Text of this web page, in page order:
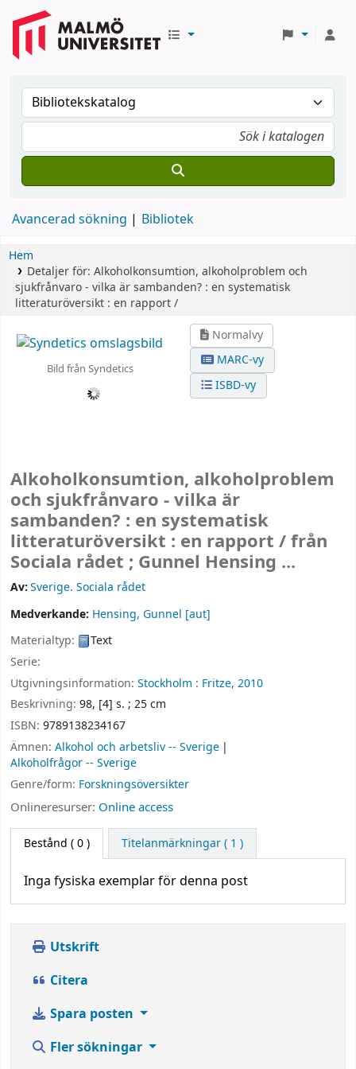
Avancerad sökning Bibliotek
Hem
Detaljer för: Alkoholkonsumtion, alkoholproblem och
sjukfrånvaro - vilka är sambanden? : en systematisk
litteraturöversikt : en rapport /
Bild från Syndetics
Normalvy
MARC-vy
ISBD-vy
Alkoholkonsumtion, alkoholproblem
och sjukfrånvaro - vilka är
sambanden? : en systematisk
litteraturöversikt : en rapport /från
Sociala rådet ; Gunnel Hensing ...
Av:Sverige. Sociala rådet
Medverkande: Hensing, Gunnel [aut]
Materialtyp:
Text
Serie:
Utgivningsinformation: Stockholm : Fritze, 2010
Beskrivning: 98, [4] s. ; 25 cm
ISBN: 9789138234167
Ämnen: Alkohol och arbetsliv -- Sverige
Alkoholfrågor -- Sverige
Genre/form: Forskningsöversikter
Onlineresurser: Online access
Bestånd ( 0 ) Titelanmärkningar ( 1 )
Inga fysiska exemplar för denna post
Utskrift
Citera
Spara posten
Fler sökningar